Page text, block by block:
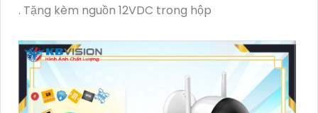
. Tặng kèm nguồn 12VDC trong hộp